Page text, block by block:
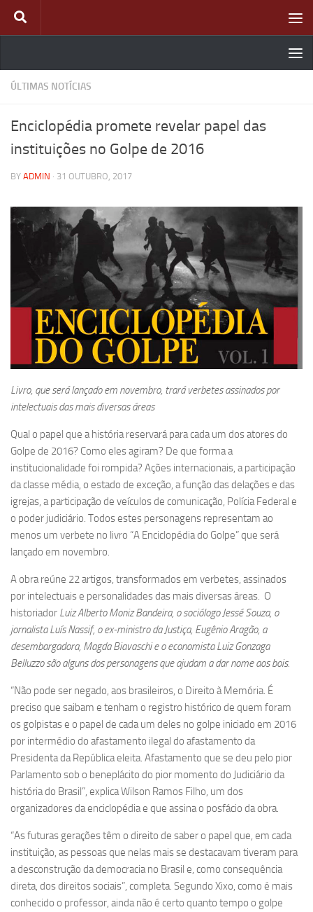
Skip to content
ÚLTIMAS NOTÍCIAS
Enciclopédia promete revelar papel das
instituições no Golpe de 2016
BY ADMIN · 31 OUTUBRO, 2017
Livro, que será lançado em novembro, trará verbetes assinados por
intelectuais das mais diversas áreas
Qual o papel que a história reservará para cada um dos atores do
Golpe de 2016? Como eles agiram? De que forma a
institucionalidade foi rompida? Ações internacionais, a participação
da classe média, o estado de exceção, a função das delações e das
igrejas, a participação de veículos de comunicação, Polícia Federal e
o poder judiciário. Todos estes personagens representam ao
menos um verbete no livro “A Enciclopédia do Golpe” que será
lançado em novembro.
A obra reúne 22 artigos, transformados em verbetes, assinados
por intelectuais e personalidades das mais diversas áreas. O
historiador Luiz Alberto Moniz Bandeira, o sociólogo Jessé Souza, o
jornalista Luís Nassif, o ex-ministro da Justiça, Eugênio Aragão, a
desembargadora, Magda Biavaschi e o economista Luiz Gonzaga
Belluzzo são alguns dos personagens que ajudam a dar nome aos bois.
“Não pode ser negado, aos brasileiros, o Direito à Memória. É
preciso que saibam e tenham o registro histórico de quem foram
os golpistas e o papel de cada um deles no golpe iniciado em 2016
por intermédio do afastamento ilegal do afastamento da
Presidenta da República eleita. Afastamento que se deu pelo pior
Parlamento sob o beneplácito do pior momento do Judiciário da
história do Brasil”, explica Wilson Ramos Filho, um dos
organizadores da enciclopédia e que assina o posfácio da obra.
“As futuras gerações têm o direito de saber o papel que, em cada
instituição, as pessoas que nelas mais se destacavam tiveram para
a desconstrução da democracia no Brasil e, como consequência
direta, dos direitos sociais”, completa. Segundo Xixo, como é mais
conhecido o professor, ainda não é certo quanto tempo o golpe